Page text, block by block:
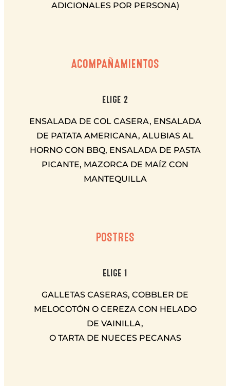
ADICIONALES POR PERSONA)
ACOMPAÑAMIENTOS
ELIGE 2
ENSALADA DE COL CASERA, ENSALADA
DE PATATA AMERICANA, ALUBIAS AL
HORNO CON BBQ, ENSALADA DE PASTA
PICANTE, MAZORCA DE MAÍZ CON
MANTEQUILLA
POSTRES
ELIGE 1
GALLETAS CASERAS, COBBLER DE
MELOCOTÓN O CEREZA CON HELADO
DE VAINILLA,
O TARTA DE NUECES PECANAS